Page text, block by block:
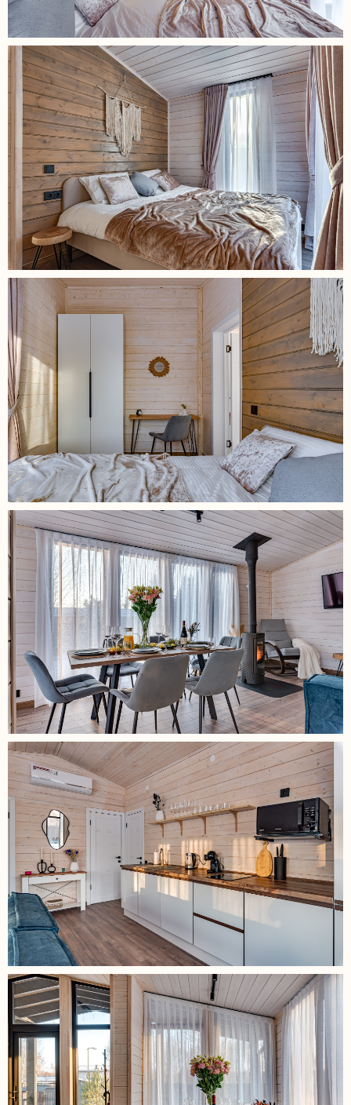
условия проживания
в доме
Смотреть доступные даты
к нтакты
Городской округ Солнечногорск
Солнечногорск
КП Лопотово Парк
Эл.почта: Rent.stirmanova@yandex.ru
ТГ Бот: @Rentstirmanova_bot
Городской округ Ступино
КП Гринвуд,
КП Грин Форест Премиум,
КП Бекетово Парк,
КП Семёновское,
КП Панорама Ривер,
КП Шелково Ривер
Наши адреса в Московской области: